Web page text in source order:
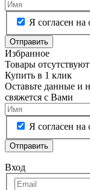
Я согласен
Отправить
Избранное
Товары отсутствуют
Купить в 1 клик
Оставьте данные и
свяжется с Вами
Я согласен
Отправить
Вход